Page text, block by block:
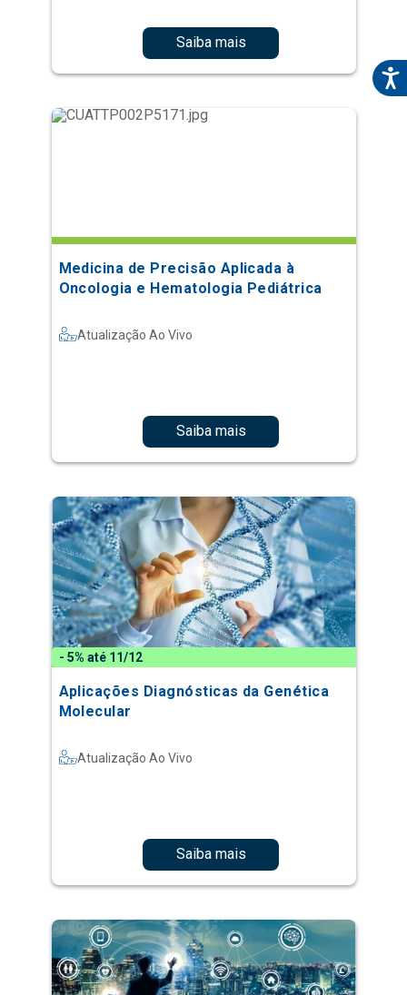
Saiba mais
Medicina de Precisão Aplicada à
Oncologia e Hematologia Pediátrica
Atualização Ao Vivo
Saiba mais
- 5% até 11/12
Aplicações Diagnósticas da Genética
Molecular
Atualização Ao Vivo
Saiba mais